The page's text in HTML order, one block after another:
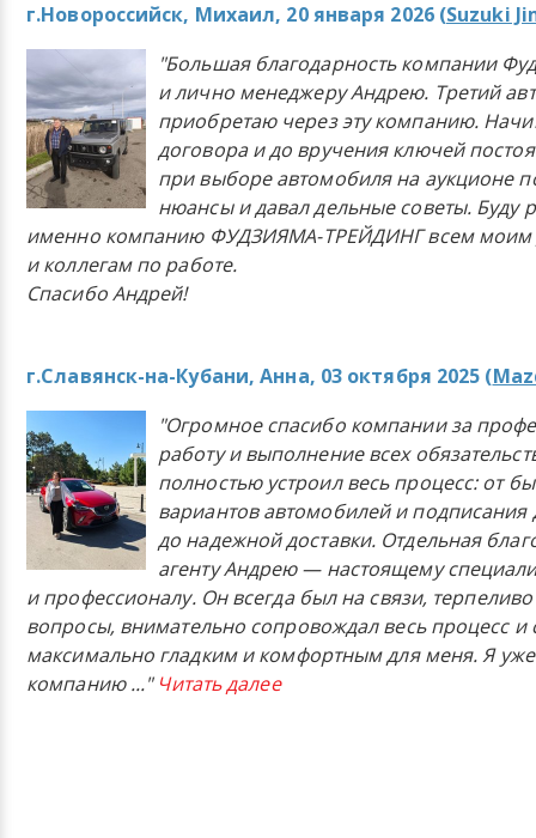
г.Новороссийск, Михаил, 20 января 2026 (Suzuki
"Большая благодарность компании
и лично менеджеру Андрею. Третий
приобретаю через эту компанию.
договора и до вручения ключей
при выборе автомобиля на аукционе
нюансы и давал дельные советы. Буду
именно компанию ФУДЗИЯМА-ТРЕЙДИНГ всем моим
и коллегам по работе.
Спасибо Андрей!
г.Славянск-на-Кубани, Анна, 03 октября 2025 (
"Огромное спасибо компании за
работу и выполнение всех
полностью устроил весь процесс: от
вариантов автомобилей и подписания
до надежной доставки. Отдельная
агенту Андрею — настоящему
и профессионалу. Он всегда был на связи,
вопросы, внимательно сопровождал весь процесс и
максимально гладким и комфортным для меня. Я
компанию..." Читать далее